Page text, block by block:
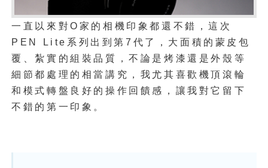
一直以來對O家的相機印象都還不錯，這次
PEN Lite系列出到第7代了，大面積的蒙皮包
覆、紮實的組裝品質，不論是烤漆還是外殼等
細節都處理的相當講究，我尤其喜歡機頂滾輪
和模式轉盤良好的操作回饋感，讓我對它留下
不錯的第一印象。